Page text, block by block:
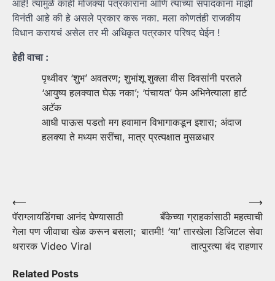
आहे! त्यामुळे काही मोजक्या पत्रकारांना आणि त्यांच्या संपादकांना माझी
विनंती आहे की हे असले प्रकार करू नका. मला कोणतंही राजकीय
विधान करायचं असेल तर मी अधिकृत पत्रकार परिषद घेईन !
हेही वाचा :
पृथ्वीवर ‘शुभ’ अवतरण; शुभांशू शुक्ला वीस दिवसांनी परतले
‘आयुष्य हलक्यात घेऊ नका’; ‘पंचायत’ फेम अभिनेत्याला हार्ट
अटॅक
आधी पाऊस पडतो मग हवामान विभागाकडून इशारा; अंदाज
हलक्या ते मध्यम सरींचा, मात्र प्रत्यक्षात मुसळधार
Post
navigation
⟵
पॅराग्लायडिंगचा आनंद घेण्यासाठी
गेला पण जीवाचा खेळ करून बसला;
थरारक Video Viral
बँकेच्या ग्राहकांसाठी महत्वाची
बातमी! ‘या’ तारखेला डिजिटल सेवा
तात्पुरत्या बंद राहणार
⟶
Related Posts